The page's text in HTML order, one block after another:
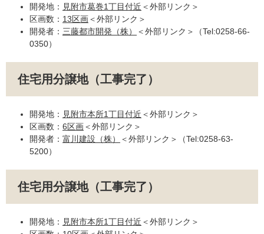
開発地： 見附市葛巻1丁目付近 ＜外部リンク＞
区画数： 13区画＜外部リンク＞
開発者： 三藤都市開発（株） ＜外部リンク＞
（Tel:0258-66-
0350）
住宅用分譲地（工事完了）
開発地： 見附市本所1丁目付近 ＜外部リンク＞
区画数： 6区画＜外部リンク＞
開発者： 富川建設（株） ＜外部リンク＞
（Tel:0258-63-
5200）
住宅用分譲地（工事完了）
開発地： 見附市本所1丁目付近 ＜外部リンク＞